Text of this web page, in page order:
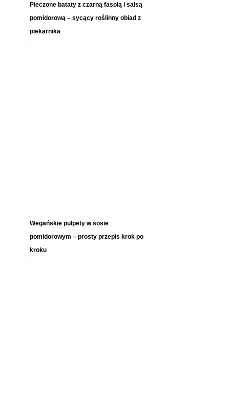
Pieczone bataty z czarną fasolą i salsą
pomidorową – sycący roślinny obiad z
piekarnika
Wegańskie pulpety w sosie
pomidorowym – prosty przepis krok po
kroku